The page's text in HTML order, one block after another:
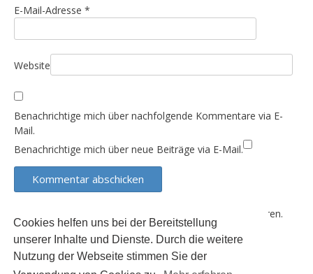
Cookies helfen uns bei der Bereitstellung
unserer Inhalte und Dienste. Durch die weitere
Nutzung der Webseite stimmen Sie der
n
E-Mail-Adresse *
Website
Benachrichtige mich über nachfolgende Kommentare via E-
Mail.
Benachrichtige mich über neue Beiträge via E-Mail.
Diese Website verwendet Akismet, um Spam zu reduzieren.
Erfahre, wie deine Kommentardaten verarbeitet werden.